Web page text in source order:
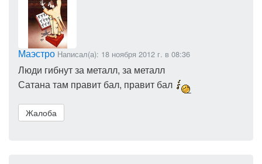
Маэстро Написал(а): 18 ноября 2012 г. в 08:36
Люди гибнут за металл, за металл
Сатана там правит бал, правит бал
Жалоба